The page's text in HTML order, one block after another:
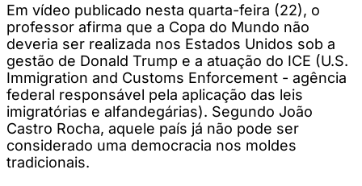
Em vídeo publicado nesta quarta-feira (22), o
professor afirma que a Copa do Mundo não
deveria ser realizada nos Estados Unidos sob a
gestão de Donald Trump e a atuação do ICE (U.S.
Immigration and Customs Enforcement - agência
federal responsável pela aplicação das leis
imigratórias e alfandegárias). Segundo João
Castro Rocha, aquele país já não pode ser
considerado uma democracia nos moldes
tradicionais.